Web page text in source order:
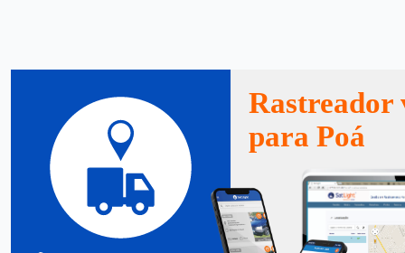
Rastreador
para Poá